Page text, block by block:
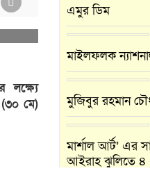
লক্ষ্যে
(৩০ মে)
এমুর ডিম
মাইলফলক
মুজিবুর রহমান
মার্শাল আর্ট’ এর
আইরাহ ঝুলিতে